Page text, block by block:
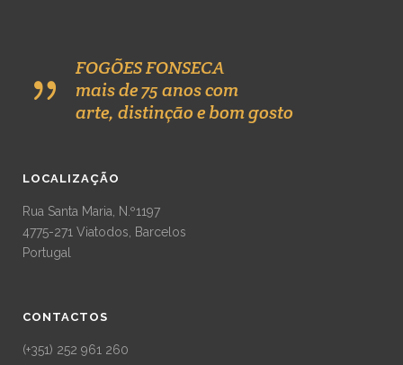
FOGÕES FONSECA
mais de 75 anos com
arte, distinção e bom gosto
LOCALIZAÇÃO
Rua Santa Maria, N.º1197
4775-271 Viatodos, Barcelos
Portugal
CONTACTOS
(+351) 252 961 260